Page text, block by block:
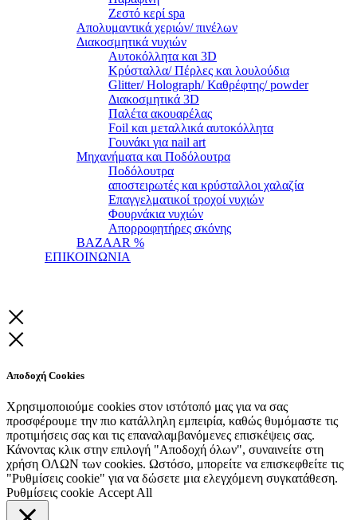
Ζεστό κερί spa
Απολυμαντικά χεριών/ πινέλων
Διακοσμητικά νυχιών
Αυτοκόλλητα και 3D
Κρύσταλλα/ Πέρλες και λουλούδια
Glitter/ Holograph/ Καθρέφτης/ powder
Διακοσμητικά 3D
Παλέτα ακουαρέλας
Foil και μεταλλικά αυτοκόλλητα
Γουνάκι για nail art
Μηχανήματα και Ποδόλουτρα
Ποδόλουτρα
αποστειρωτές και κρύσταλλοι χαλαζία
Επαγγελματικοί τροχοί νυχιών
Φουρνάκια νυχιών
Απορροφητήρες σκόνης
BAZAAR %
ΕΠΙΚΟΙΝΩΝΙΑ
Αποδοχή Cookies
Χρησιμοποιούμε cookies στον ιστότοπό μας για να σας
προσφέρουμε την πιο κατάλληλη εμπειρία, καθώς θυμόμαστε τις
προτιμήσεις σας και τις επαναλαμβανόμενες επισκέψεις σας.
Κάνοντας κλικ στην επιλογή "Αποδοχή όλων", συναινείτε στη
χρήση ΟΛΩΝ των cookies. Ωστόσο, μπορείτε να επισκεφθείτε τις
"Ρυθμίσεις cookie" για να δώσετε μια ελεγχόμενη συγκατάθεση.
Ρυθμίσεις cookie Accept All